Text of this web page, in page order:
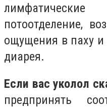
потоотделение,
ощущения в паху
диарея.
Если вас уколол
предпринять